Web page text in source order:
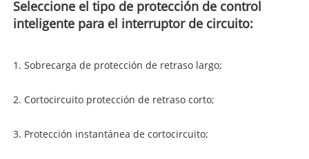
Seleccione el tipo de protección de control
inteligente para el interruptor de circuito:
1. Sobrecarga de protección de retraso largo;
2. Cortocircuito protección de retraso corto;
3. Protección instantánea de cortocircuito;